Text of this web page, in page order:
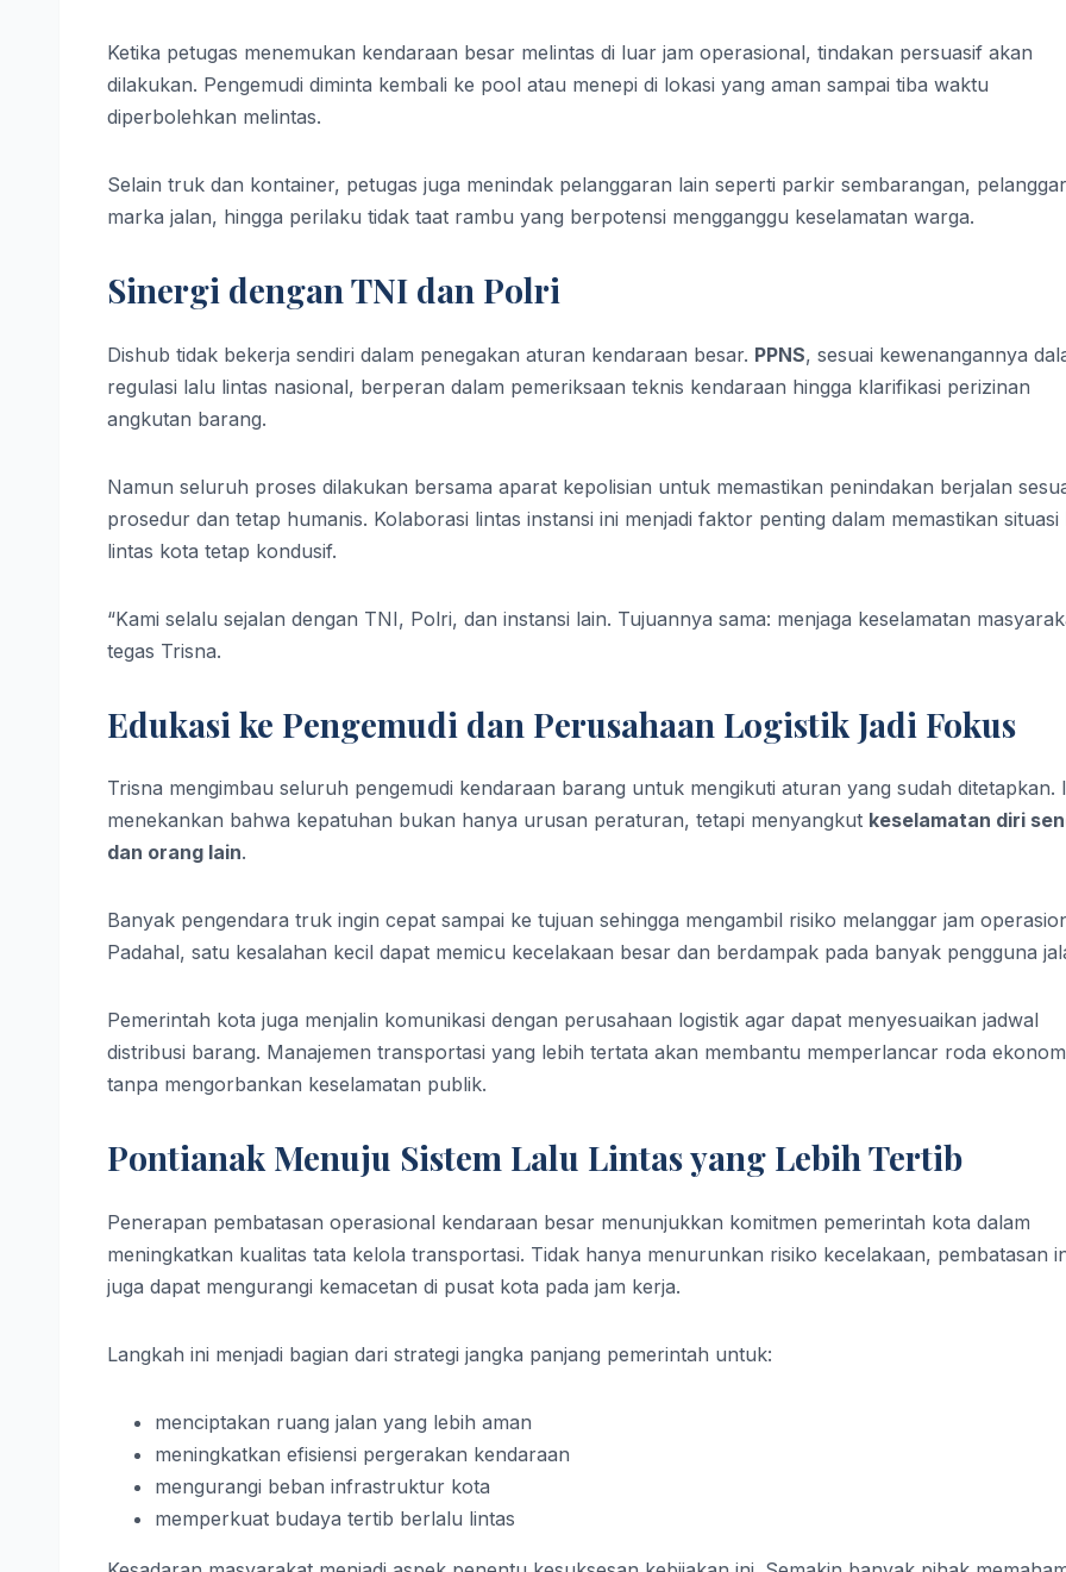
Ketika petugas menemukan kendaraan besar melintas di luar jam operasional, tindakan persuasif akan
dilakukan. Pengemudi diminta kembali ke pool atau menepi di lokasi yang aman sampai tiba waktu
diperbolehkan melintas.
Selain truk dan kontainer, petugas juga menindak pelanggaran lain seperti parkir sembarangan,
marka jalan, hingga perilaku tidak taat rambu yang berpotensi mengganggu keselamatan warga.
Sinergi dengan TNI dan Polri
Dishub tidak bekerja sendiri dalam penegakan aturan kendaraan besar. PPNS, sesuai kewenangannya
regulasi lalu lintas nasional, berperan dalam pemeriksaan teknis kendaraan hingga klarifikasi perizinan
angkutan barang.
Namun seluruh proses dilakukan bersama aparat kepolisian untuk memastikan penindakan berjalan
prosedur dan tetap humanis. Kolaborasi lintas instansi ini menjadi faktor penting dalam memastikan situasi
lintas kota tetap kondusif.
“Kami selalu sejalan dengan TNI, Polri, dan instansi lain. Tujuannya sama: menjaga keselamatan
tegas Trisna.
Edukasi ke Pengemudi dan Perusahaan Logistik Jadi Fokus
Trisna mengimbau seluruh pengemudi kendaraan barang untuk mengikuti aturan yang sudah ditetapkan.
menekankan bahwa kepatuhan bukan hanya urusan peraturan, tetapi menyangkut keselamatan diri
dan orang lain.
Banyak pengendara truk ingin cepat sampai ke tujuan sehingga mengambil risiko melanggar jam
Padahal, satu kesalahan kecil dapat memicu kecelakaan besar dan berdampak pada banyak pengguna
Pemerintah kota juga menjalin komunikasi dengan perusahaan logistik agar dapat menyesuaikan jadwal
distribusi barang. Manajemen transportasi yang lebih tertata akan membantu memperlancar roda
tanpa mengorbankan keselamatan publik.
Pontianak Menuju Sistem Lalu Lintas yang Lebih Tertib
Penerapan pembatasan operasional kendaraan besar menunjukkan komitmen pemerintah kota dalam
meningkatkan kualitas tata kelola transportasi. Tidak hanya menurunkan risiko kecelakaan, pembatasan
juga dapat mengurangi kemacetan di pusat kota pada jam kerja.
Langkah ini menjadi bagian dari strategi jangka panjang pemerintah untuk:
menciptakan ruang jalan yang lebih aman
meningkatkan efisiensi pergerakan kendaraan
mengurangi beban infrastruktur kota
memperkuat budaya tertib berlalu lintas